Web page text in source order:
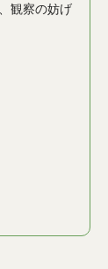
観察の妨げ